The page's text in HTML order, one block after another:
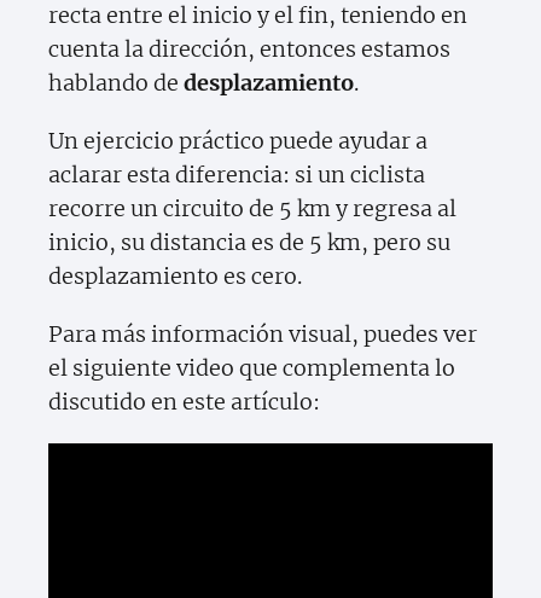
recta entre el inicio y el fin, teniendo en
cuenta la dirección, entonces estamos
hablando de desplazamiento.
Un ejercicio práctico puede ayudar a
aclarar esta diferencia: si un ciclista
recorre un circuito de 5 km y regresa al
inicio, su distancia es de 5 km, pero su
desplazamiento es cero.
Para más información visual, puedes ver
el siguiente video que complementa lo
discutido en este artículo: